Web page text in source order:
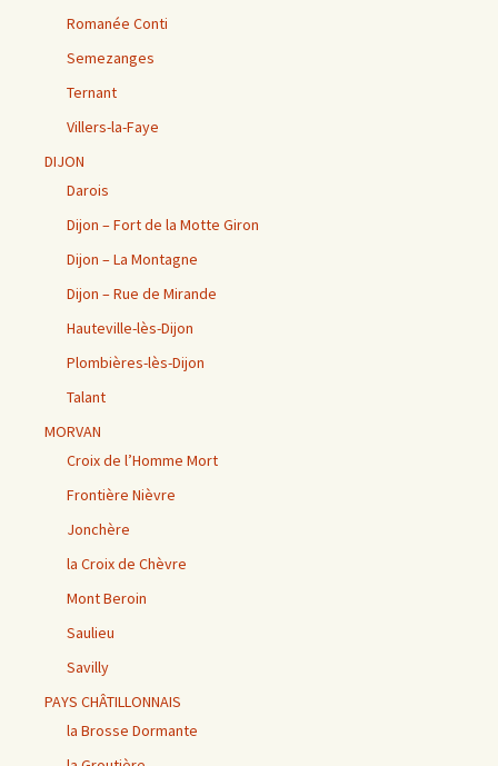
Romanée Conti
Semezanges
Ternant
Villers-la-Faye
DIJON
Darois
Dijon – Fort de la Motte Giron
Dijon – La Montagne
Dijon – Rue de Mirande
Hauteville-lès-Dijon
Plombières-lès-Dijon
Talant
MORVAN
Croix de l’Homme Mort
Frontière Nièvre
Jonchère
la Croix de Chèvre
Mont Beroin
Saulieu
Savilly
PAYS CHÂTILLONNAIS
la Brosse Dormante